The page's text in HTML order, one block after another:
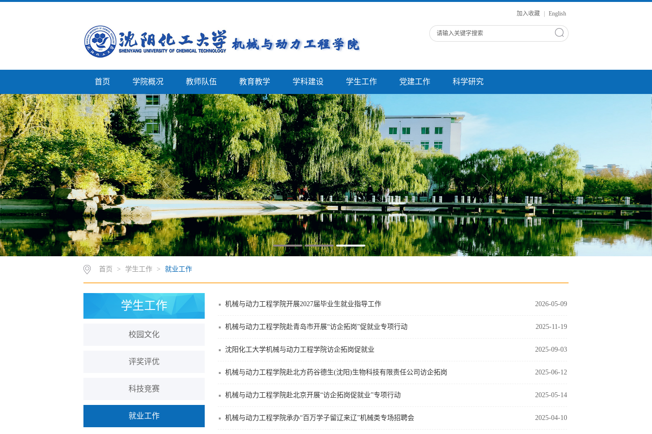
加入收藏 English
首页 学院概况 教师队伍 教育教学 学科建设 学生工作 党建工作 科学研究
首页 > 学生工作 > 就业工作
学生工作
校园文化
评奖评优
科技竞赛
就业工作
机械与动力工程学院开展2027届毕业生就业指导工作 2026-05-09
机械与动力工程学院赴青岛市开展“访企拓岗”促就业专项行动 2025-11-19
沈阳化工大学机械与动力工程学院访企拓岗促就业​ 2025-09-03
机械与动力工程学院赴北方药谷德生(沈阳)生物科技有限责任公司访企拓岗 2025-06-12
机械与动力工程学院赴北京开展“访企拓岗促就业”专项行动 2025-05-14
机械与动力工程学院承办“百万学子留辽来辽”机械类专场招聘会 2025-04-10